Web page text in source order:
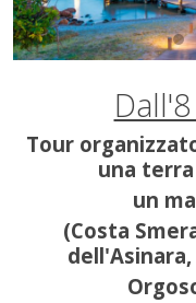
Tour
una
un
(Costa